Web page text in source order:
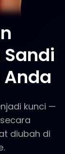
kunci —
diubah di